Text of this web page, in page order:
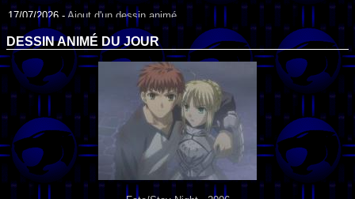
17/07/2026 - Ajout d'un dessin animé
Ajout du dessin animé Heidi (1995) dans la liste.
09/07/2026 -Ajout d'un dessin animé
Ajout du dessin animé Genki l'Aventurier de la Chance (2006) dans la
liste.
04/07/2026 -Ajout d'un dessin animé
Ajout du dessin animé Vilain Petit Canard (2000) dans la liste.
04/07/2026 -Ajout d'un dessin animé
Ajout du dessin animé Le Noël du vilain petit canard (2003) dans la liste.
DESSIN ANIMÉ DU JOUR